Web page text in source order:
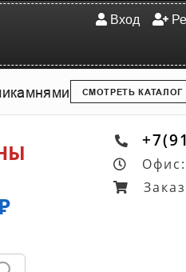
Вход
камнями СМОТРЕТЬ КАТАЛОГ
Офис: